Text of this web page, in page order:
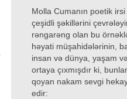
Molla Cumanın poetik
çeşidli şəkillərini
rəngarəng olan bu
həyati müşahidələrinin,
insan və dünya, yaşam
ortaya çıxmışdır ki,
qoyan nakam sevgi
edir: